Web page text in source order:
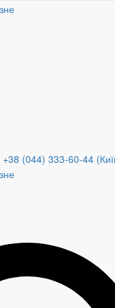
+38 (044) 333-60-44